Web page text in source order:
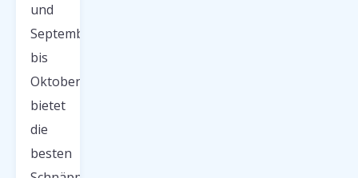
und
September
bis
Oktober)
bietet
die
besten